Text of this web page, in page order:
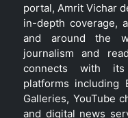
portal, Amrit Vichar
in-depth coverage,
and around the
journalism and
connects with its
platforms including
Galleries, YouTube
and digital news